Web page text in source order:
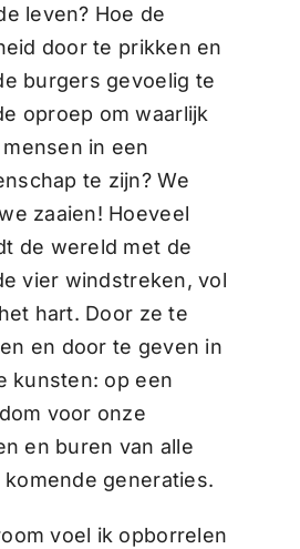
leven? Hoe de
door te prikken en
burgers gevoelig te
oproep om waarlijk
in een
te zijn? We
zaaien! Hoeveel
de wereld met de
vier windstreken, vol
hart. Door ze te
en door te geven in
kunsten: op een
voor onze
en buren van alle
komende generaties.
voel ik opborrelen